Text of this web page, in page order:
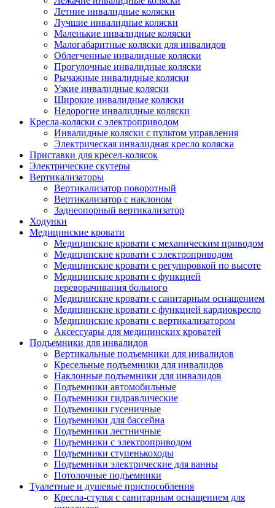
Летние инвалидные коляски
Лучшие инвалидные коляски
Маленькие инвалидные коляски
Малогабаритные коляски для инвалидов
Облегченные инвалидные коляски
Прогулочные инвалидные коляски
Рычажные инвалидные коляски
Узкие инвалидные коляски
Широкие инвалидные коляски
Недорогие инвалидные коляски
Кресла-коляски с электроприводом
Инвалидные коляски с пультом управления
Электрическая инвалидная кресло коляска
Приставки для кресел-колясок
Электрические скутеры
Вертикализаторы
Вертикализатор поворотный
Вертикализатор с наклоном
Заднеопорный вертикализатор
Ходунки
Медицинские кровати
Медицинские кровати с механическим приводом
Медицинские кровати с электроприводом
Медицинские кровати с регулировкой по высоте
Медицинские кровати с функцией
переворачивания больного
Медицинские кровати с санитарным оснащением
Медицинские кровати с функцией кардиокресло
Медицинские кровати с вертикализатором
Аксессуары для медицинских кроватей
Подъемники для инвалидов
Вертикальные подъемники для инвалидов
Кресельные подъемники для инвалидов
Наклонные подъемники для инвалидов
Подъемники автомобильные
Подъемники гидравлические
Подъемники гусеничные
Подъемники для бассейна
Подъемники лестничные
Подъемники с электроприводом
Подъемники ступенькоходы
Подъемники электрические для ванны
Потолочные подъемники
Туалетные и душевые приспособления
Кресла-стулья с санитарным оснащением для